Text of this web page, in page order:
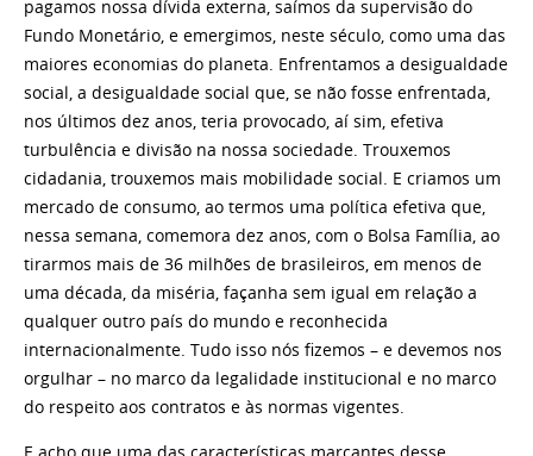
pagamos nossa dívida externa, saímos da supervisão do
Fundo Monetário, e emergimos, neste século, como uma das
maiores economias do planeta. Enfrentamos a desigualdade
social, a desigualdade social que, se não fosse enfrentada,
nos últimos dez anos, teria provocado, aí sim, efetiva
turbulência e divisão na nossa sociedade. Trouxemos
cidadania, trouxemos mais mobilidade social. E criamos um
mercado de consumo, ao termos uma política efetiva que,
nessa semana, comemora dez anos, com o Bolsa Família, ao
tirarmos mais de 36 milhões de brasileiros, em menos de
uma década, da miséria, façanha sem igual em relação a
qualquer outro país do mundo e reconhecida
internacionalmente. Tudo isso nós fizemos – e devemos nos
orgulhar – no marco da legalidade institucional e no marco
do respeito aos contratos e às normas vigentes.